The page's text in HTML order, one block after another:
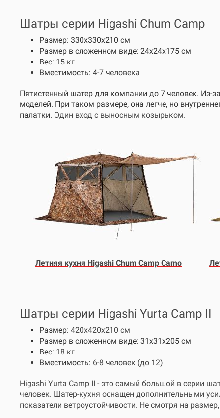
Шатры серии Higashi Chum Camp
Размер: 330х330х210 см
Размер в сложенном виде: 24х24х175 см
Вес: 15 кг
Вместимость: 4-7 человека
Пятистенный шатер для компании до 7 человек. Из-
моделей. При таком размере, она легче, но
палатки. Один вход с выносным козырьком.
Летняя кухня Higashi Chum Camp Camo
Шатры серии Higashi Yurta Camp II
Размер: 420х420х210 см
Размер в сложенном виде: 31х31х205 см
Вес: 18 кг
Вместимость: 6-8 человек (до 12)
Higashi Yurta Camp II - это самый большой в серии
человек. Шатер-кухня оснащен дополнительными
показатели ветроустойчивости. Не смотря на